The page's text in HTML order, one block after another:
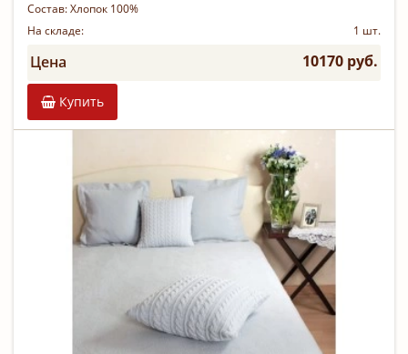
Состав:Хлопок 100%
На складе:
1 шт.
Цена 10170 руб.
Купить